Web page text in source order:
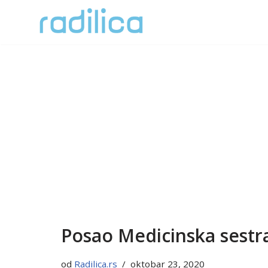
Posao Medicinska
od Radilica.rs oktobar 23, 2020